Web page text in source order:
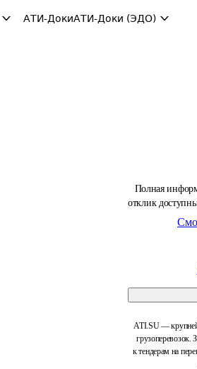
АТИ-ДокиАТИ-Доки (ЭДО)
Полная
отклик
ATI.SU —
грузоперевозок.
к тендерам на